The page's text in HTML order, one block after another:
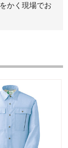
かく現場でお